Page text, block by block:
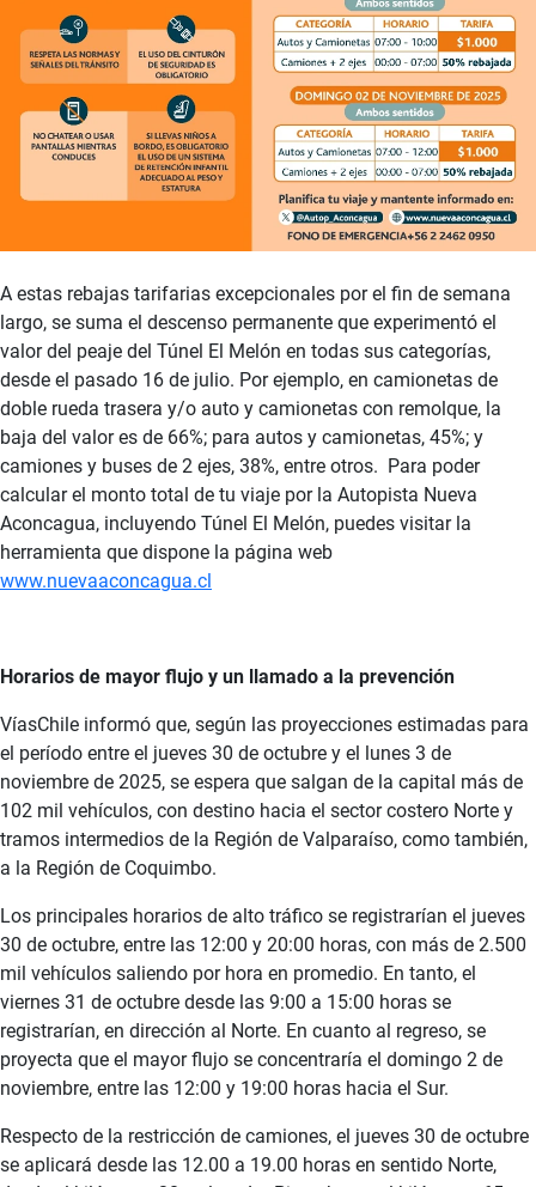
A estas rebajas tarifarias excepcionales por el fin de semana
largo, se suma el descenso permanente que experimentó el
valor del peaje del Túnel El Melón en todas sus categorías,
desde el pasado 16 de julio. Por ejemplo, en camionetas de
doble rueda trasera y/o auto y camionetas con remolque, la
baja del valor es de 66%; para autos y camionetas, 45%; y
camiones y buses de 2 ejes, 38%, entre otros. Para poder
calcular el monto total de tu viaje por la Autopista Nueva
Aconcagua, incluyendo Túnel El Melón, puedes visitar la
herramienta que dispone la página web
www.nuevaaconcagua.cl
Horarios de mayor flujo y un llamado a la prevención
VíasChile informó que, según las proyecciones estimadas para
el período entre el jueves 30 de octubre y el lunes 3 de
noviembre de 2025, se espera que salgan de la capital más de
102 mil vehículos, con destino hacia el sector costero Norte y
tramos intermedios de la Región de Valparaíso, como también,
a la Región de Coquimbo.
Los principales horarios de alto tráfico se registrarían el jueves
30 de octubre, entre las 12:00 y 20:00 horas, con más de 2.500
mil vehículos saliendo por hora en promedio. En tanto, el
viernes 31 de octubre desde las 9:00 a 15:00 horas se
registrarían, en dirección al Norte. En cuanto al regreso, se
proyecta que el mayor flujo se concentraría el domingo 2 de
noviembre, entre las 12:00 y 19:00 horas hacia el Sur.
Respecto de la restricción de camiones, el jueves 30 de octubre
se aplicará desde las 12.00 a 19.00 horas en sentido Norte,